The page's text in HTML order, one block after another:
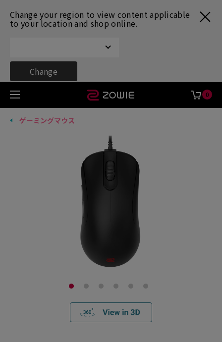
Change your region to view content applicable
to your location and shop online.
Change
0
ゲーミングマウス